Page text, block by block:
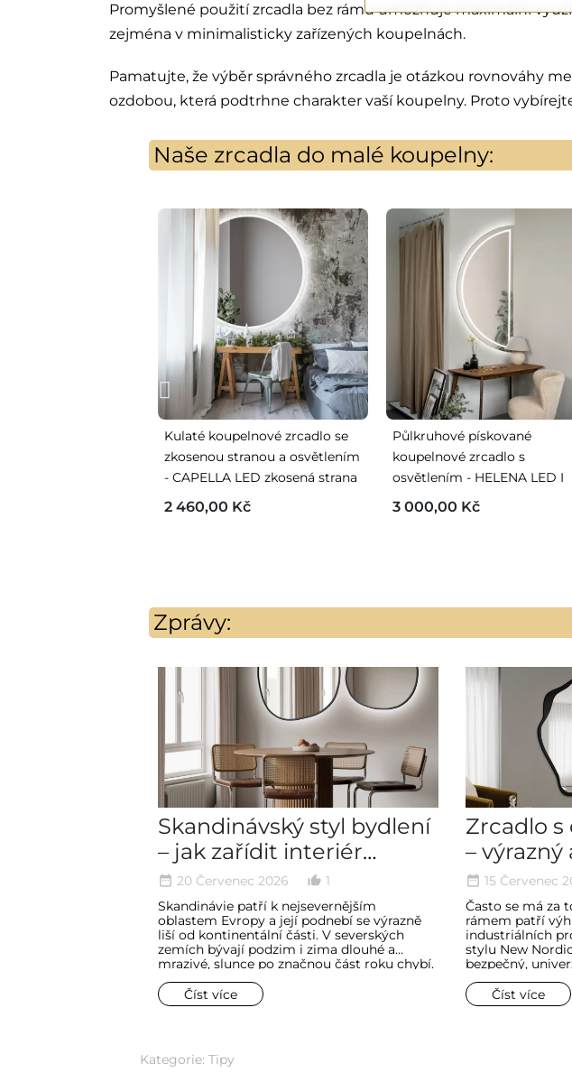
Promyšlené použití zrcadla bez rámu umožňuje maximální
zejména v minimalisticky zařízených koupelnách.
Pamatujte, že výběr správného zrcadla je otázkou rovnováhy
ozdobou, která podtrhne charakter vaší koupelny. Proto
Naše zrcadla do malé koupelny:
Kulaté koupelnové zrcadlo se
zkosenou stranou a osvětlením
- CAPELLA LED zkosená strana
2 460,00 Kč
Půlkruhové pískované
koupelnové zrcadlo s
osvětlením - HELENA LED I
3 000,00 Kč
Zprávy:
Skandinávský styl bydlení
– jak zařídit interiér
jednoduše a
minimalisticky
date_range 20 Červenec 2026 thumb_up_alt 1
Skandinávie patří k nejsevernějším
oblastem Evropy a její podnebí se výrazně
liší od kontinentální části. V severských
zemích bývají podzim i zima dlouhé a
mrazivé, slunce po značnou část roku chybí.
stylu bydlení. Mnoho interiérových trendů
vychází ze způsobu života, okolní přírody
Číst více
Zrcadlo
–
interiéru
date_range 15 Červenec
Často se má za
rámem patří
industriálních
stylu New
bezpečný,
mnohemČíst více
Kategorie: Tipy